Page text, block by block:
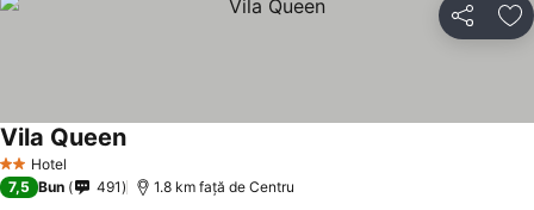
Distribuiți
2 SteleHotel
Vila QueenVedeți prețurile
7,5 Bun 491 1.8 km faţă de Centru